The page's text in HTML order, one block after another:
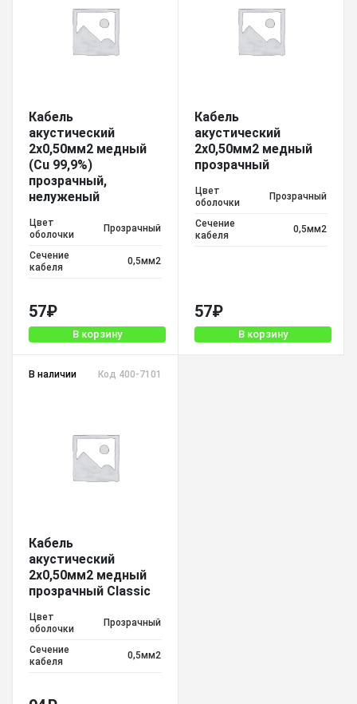
Кабель
акустический
2х0,50мм2 медный
(Cu 99,9%)
прозрачный,
нелуженый
Цвет
оболочки
Прозрачный
Сечение
кабеля
0,5мм2
57₽
В корзину
Кабель
акустический
2х0,50мм2 медный
прозрачный
Цвет
оболочки
Прозрачный
Сечение
кабеля
0,5мм2
57₽
В корзину
В наличии Код 400-7101
Кабель
акустический
2х0,50мм2 медный
прозрачный Classic
Цвет
оболочки
Прозрачный
Сечение
кабеля
0,5мм2